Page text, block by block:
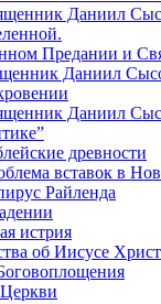
Даниил
Предании и
Даниил
Даниил
древности
вставок в
Райленда
истрия
об Иисусе